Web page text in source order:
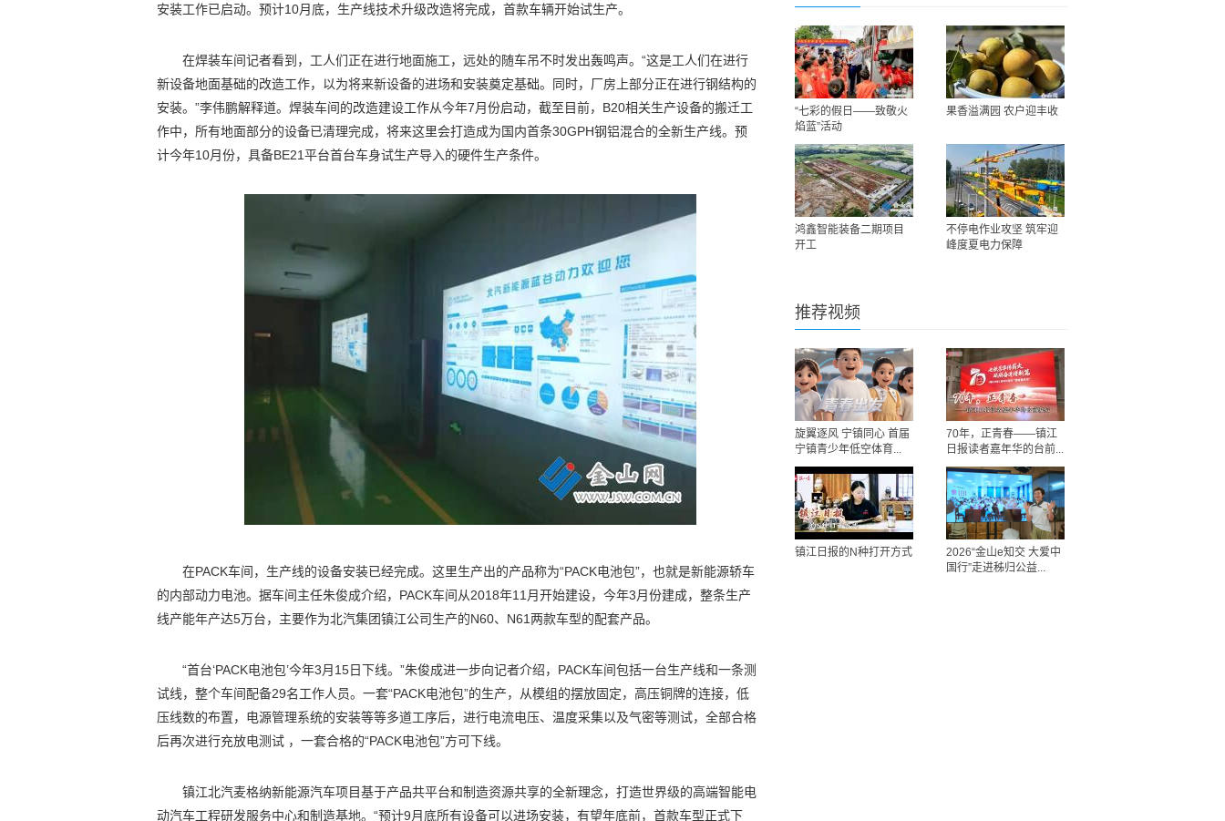
安装工作已启动。预计10月底，生产线技术升级改造将完成，首款车辆开始试生产。
在焊装车间记者看到，工人们正在进行地面施工，远处的随车吊不时发出轰鸣声。“这是工人们在进行
新设备地面基础的改造工作，以为将来新设备的进场和安装奠定基础。同时，厂房上部分正在进行钢结构的
安装。”李伟鹏解释道。焊装车间的改造建设工作从今年7月份启动，截至目前，B20相关生产设备的搬迁工
作中，所有地面部分的设备已清理完成，将来这里会打造成为国内首条30GPH钢铝混合的全新生产线。预
计今年10月份，具备BE21平台首台车身试生产导入的硬件生产条件。
在PACK车间，生产线的设备安装已经完成。这里生产出的产品称为“PACK电池包”，也就是新能源轿车
的内部动力电池。据车间主任朱俊成介绍，PACK车间从2018年11月开始建设，今年3月份建成，整条生产
线产能年产达5万台，主要作为北汽集团镇江公司生产的N60、N61两款车型的配套产品。
“首台‘PACK电池包’今年3月15日下线。”朱俊成进一步向记者介绍，PACK车间包括一台生产线和一条测
试线，整个车间配备29名工作人员。一套“PACK电池包”的生产，从模组的摆放固定，高压铜牌的连接，低
压线数的布置，电源管理系统的安装等等多道工序后，进行电流电压、温度采集以及气密等测试，全部合格
后再次进行充放电测试 ，一套合格的“PACK电池包”方可下线。
镇江北汽麦格纳新能源汽车项目基于产品共平台和制造资源共享的全新理念，打造世界级的高端智能电
动汽车工程研发服务中心和制造基地。“预计9月底所有设备可以进场安装，有望年底前，首款车型正式下
“七彩的假日——致敬火
焰蓝”活动
果香溢满园 农户迎丰收
鸿鑫智能装备二期项目
开工
不停电作业攻坚 筑牢迎
峰度夏电力保障
推荐视频
旋翼逐风 宁镇同心 首届
宁镇青少年低空体育...
70年，正青春——镇江
日报读者嘉年华的台前...
镇江日报的N种打开方式
2026“金山e知交 大爱中
国行”走进秭归公益...